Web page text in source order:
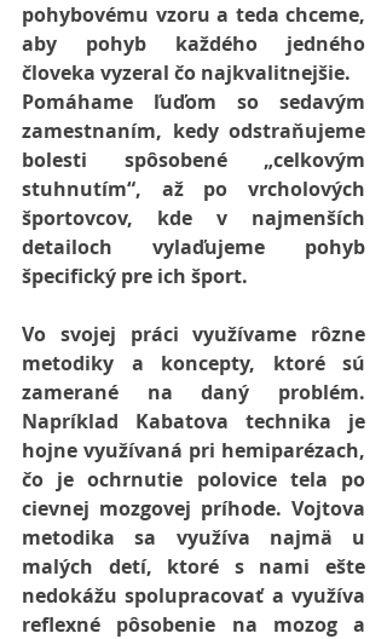
pohybovému vzoru a teda chceme,
aby pohyb každého jedného
človeka vyzeral čo najkvalitnejšie.
Pomáhame ľuďom so sedavým
zamestnaním, kedy odstraňujeme
bolesti spôsobené „celkovým
stuhnutím“, až po vrcholových
športovcov, kde v najmenších
detailoch vylaďujeme pohyb
špecifický pre ich šport.
Vo svojej práci využívame rôzne
metodiky a koncepty, ktoré sú
zamerané na daný problém.
Napríklad Kabatova technika je
hojne využívaná pri hemiparézach,
čo je ochrnutie polovice tela po
cievnej mozgovej príhode. Vojtova
metodika sa využíva najmä u
malých detí, ktoré s nami ešte
nedokážu spolupracovať a využíva
reflexné pôsobenie na mozog a